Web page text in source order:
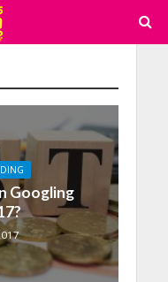
Googling